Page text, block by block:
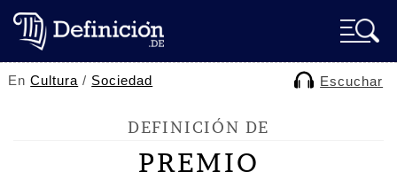
EnCultura / Sociedad Escuchar
DEFINICIÓN DE
PREMIO